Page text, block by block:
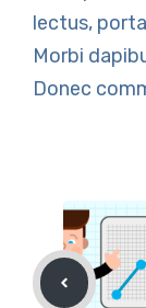
lectus,
Morbi
Donec